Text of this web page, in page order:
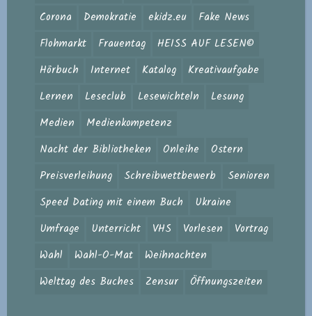
Corona
Demokratie ekidz.eu
Fake News
Flohmarkt
Frauentag
HEISS AUF LESEN©
Hörbuch
Internet Katalog
Kreativaufgabe
Lernen
Leseclub Lesewichteln
Lesung
Medien
Medienkompetenz
Nacht der Bibliotheken
Onleihe
Ostern
Preisverleihung
Schreibwettbewerb
Senioren
Speed Dating mit einem Buch
Ukraine
Umfrage
Unterricht VHS Vorlesen
Vortrag
Wahl
Wahl-O-Mat
Weihnachten
Welttag des Buches
Zensur Öffnungszeiten